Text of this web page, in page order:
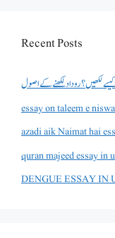
Recent Posts
لکھیں؟ روداد لکھنے کے اصول